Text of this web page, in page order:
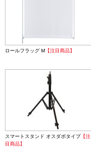
ロールフラッグ M 【注目商品】
スマートスタンド オスダボタイプ【注
目商品】